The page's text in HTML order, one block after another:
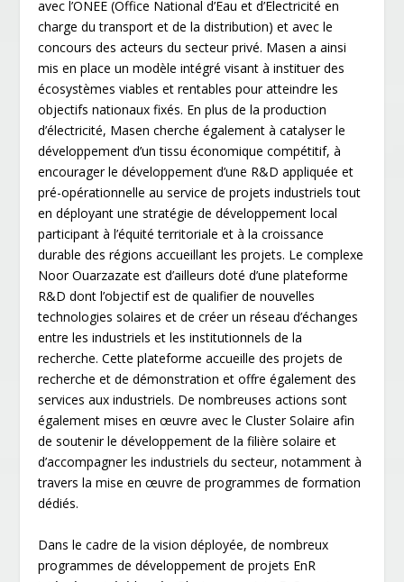
avec l’ONEE (Office National d’Eau et d’Electricité en
charge du transport et de la distribution) et avec le
concours des acteurs du secteur privé. Masen a ainsi
mis en place un modèle intégré visant à instituer des
écosystèmes viables et rentables pour atteindre les
objectifs nationaux fixés. En plus de la production
d’électricité, Masen cherche également à catalyser le
développement d’un tissu économique compétitif, à
encourager le développement d’une R&D appliquée et
pré-opérationnelle au service de projets industriels tout
en déployant une stratégie de développement local
participant à l’équité territoriale et à la croissance
durable des régions accueillant les projets. Le complexe
Noor Ouarzazate est d’ailleurs doté d’une plateforme
R&D dont l’objectif est de qualifier de nouvelles
technologies solaires et de créer un réseau d’échanges
entre les industriels et les institutionnels de la
recherche. Cette plateforme accueille des projets de
recherche et de démonstration et offre également des
services aux industriels. De nombreuses actions sont
également mises en œuvre avec le Cluster Solaire afin
de soutenir le développement de la filière solaire et
d’accompagner les industriels du secteur, notamment à
travers la mise en œuvre de programmes de formation
dédiés.
Dans le cadre de la vision déployée, de nombreux
programmes de développement de projets EnR